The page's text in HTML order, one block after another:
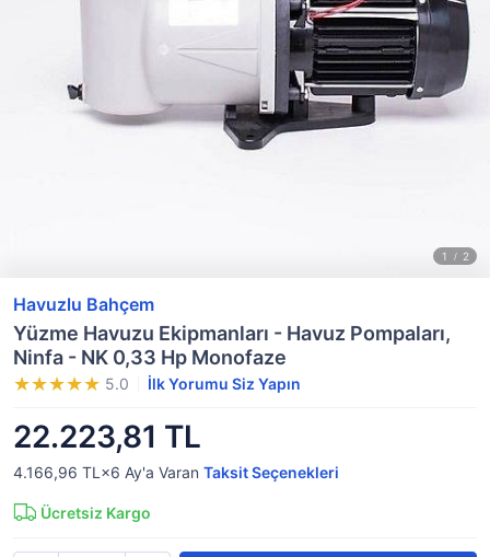
Havuzlu Bahçem
Yüzme Havuzu Ekipmanları - Havuz Pompaları,
Ninfa - NK 0,33 Hp Monofaze
5.0 İlk Yorumu Siz Yapın
22.223,81 TL
4.166,96 TL×6 Ay'a Varan Taksit Seçenekleri
Ücretsiz Kargo